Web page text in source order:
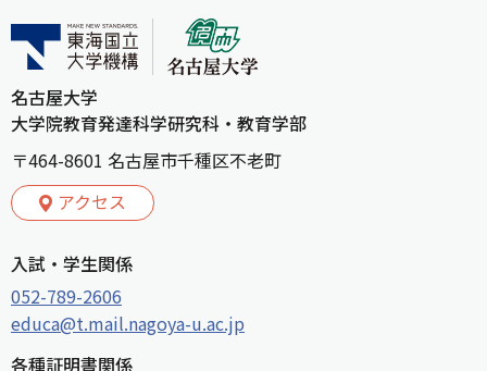
名古屋大学
大学院教育発達科学研究科・教育学部
〒464-8601 名古屋市千種区不老町
アクセス
入試・学生関係
052-789-2606
educa@t.mail.nagoya-u.ac.jp
各種証明書関係